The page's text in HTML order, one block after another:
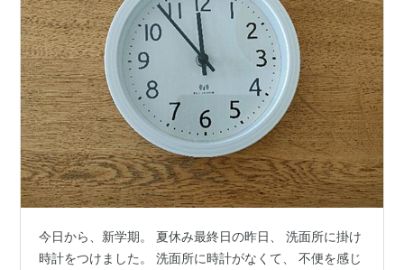
今日から、新学期。 夏休み最終日の昨日、 洗面所に掛け
時計をつけました。 洗面所に時計がなくて、 不便を感じ